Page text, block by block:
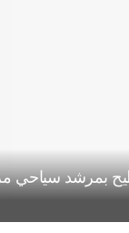
بمرشد سياحي